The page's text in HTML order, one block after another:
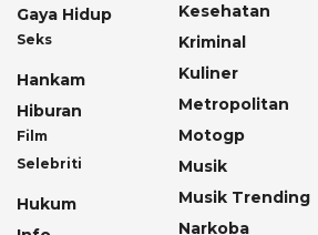
Gaya Hidup
Seks
Hankam
Hiburan
Film
Selebriti
Hukum
Kesehatan
Kriminal
Kuliner
Metropolitan
Motogp
Musik
Musik Trending
Narkoba